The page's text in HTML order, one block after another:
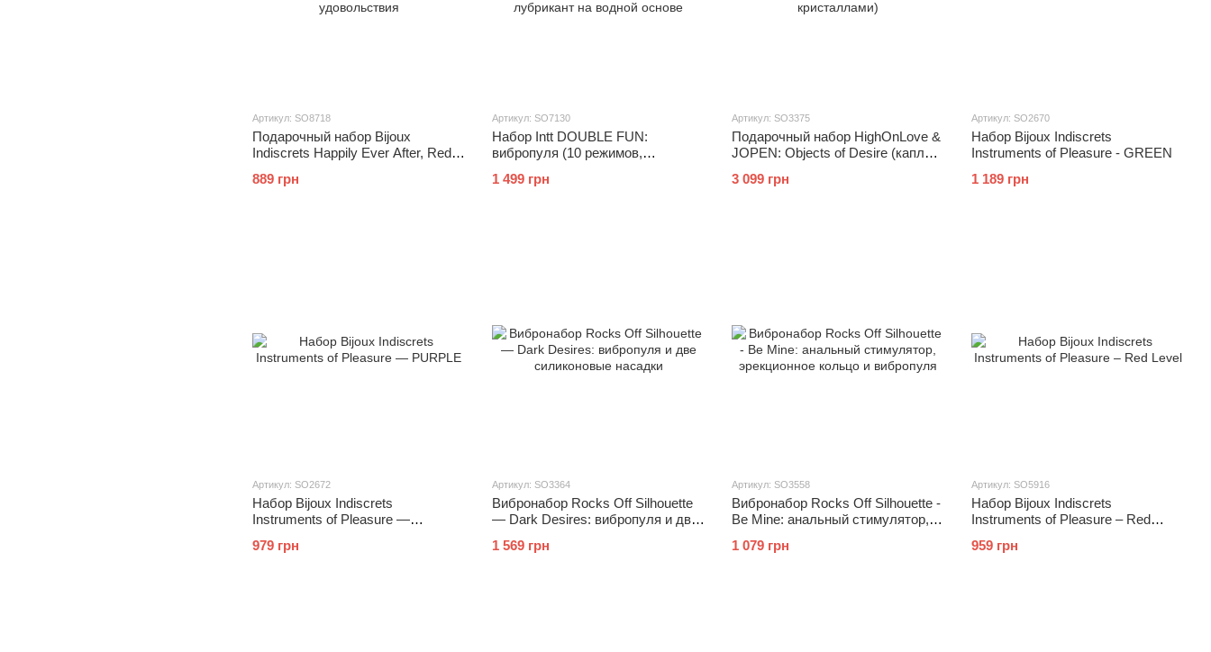
Артикул: SO8718
Подарочный набор Bijoux
Indiscrets Happily Ever After, Red
удовольствия
889 грн
Артикул: SO7130
Набор Intt DOUBLE FUN:
вибропуля (10 режимов,
лубрикант на водной основе
1 499 грн
Артикул: SO3375
Подарочный набор HighOnLove &
JOPEN: Objects of Desire (капли
кристаллами)
3 099 грн
Артикул: SO2670
Набор Bijoux Indiscrets
Instruments of Pleasure - GREEN
1 189 грн
Артикул: SO2672
Набор Bijoux Indiscrets
Instruments of Pleasure —
979 грн
Артикул: SO3364
Вибронабор Rocks Off Silhouette
— Dark Desires: вибропуля и две
1 569 грн
Артикул: SO3558
Вибронабор Rocks Off Silhouette -
Be Mine: анальный стимулятор,
1 079 грн
Артикул: SO5916
Набор Bijoux Indiscrets
Instruments of Pleasure – Red
959 грн